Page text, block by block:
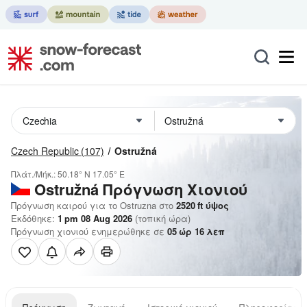
Czech Republic (107) Ostružná
Πλάτ./Μήκ.:50.18° N 17.05° E
OstružnáΠρόγνωση Χιονιού
Πρόγνωση καιρού για το Ostruzna στο 2520ft ύψος
Εκδόθηκε: 1 pm 08 Aug 2026 (τοπική ώρα)
Πρόγνωση χιονιού ενημερώθηκε σε 05ώρ 16 λεπ